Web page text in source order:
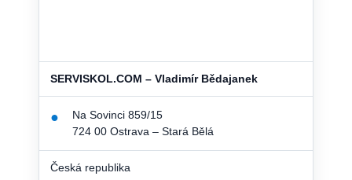
SERVISKOL.COM – Vladimír Bědajanek
●
Na Sovinci 859/15
724 00 Ostrava – Stará Bělá
Česká republika